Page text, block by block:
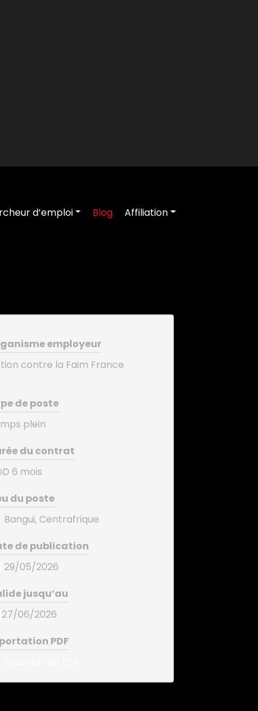
d’emploi Blog Affiliation
employeur
contre la Faim France
de poste
plein
du contrat
6 mois
du poste
Bangui, Centrafrique
de publication
29/05/2026
jusqu’au
27/06/2026
PDF